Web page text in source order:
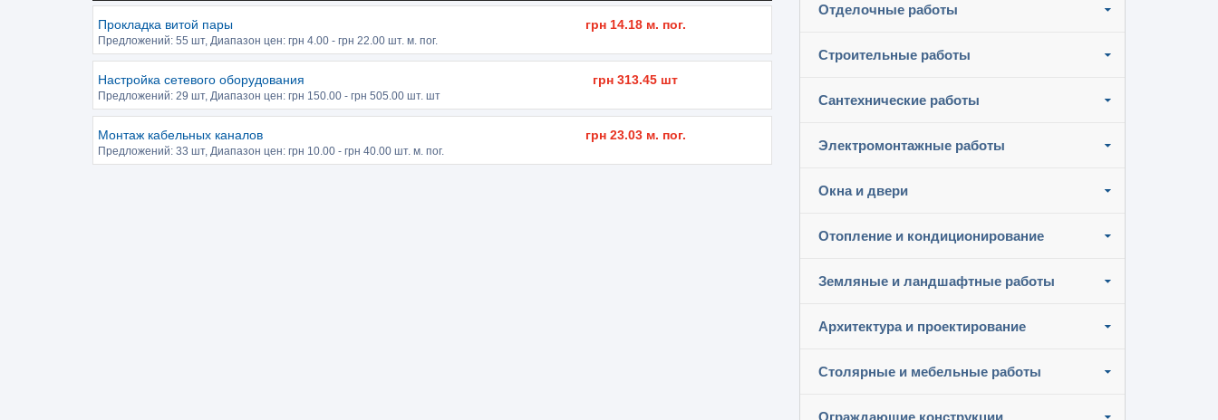
Отделочные работы
Строительные работы
Сантехнические работы
Электромонтажные работы
Окна и двери
Отопление и кондиционирование
Земляные и ландшафтные работы
Архитектура и проектирование
Столярные и мебельные работы
Ограждающие конструкции
Прокладка витой пары
Предложений: 55 шт, Диапазон цен: грн 4.00 - грн 22.00 шт. м. пог.
грн 14.18м. пог.
Настройка сетевого оборудования
Предложений: 29 шт, Диапазон цен: грн 150.00 - грн 505.00 шт. шт
грн 313.45 шт
Монтаж кабельных каналов
Предложений: 33 шт, Диапазон цен: грн 10.00 - грн 40.00 шт. м. пог.
грн 23.03м. пог.